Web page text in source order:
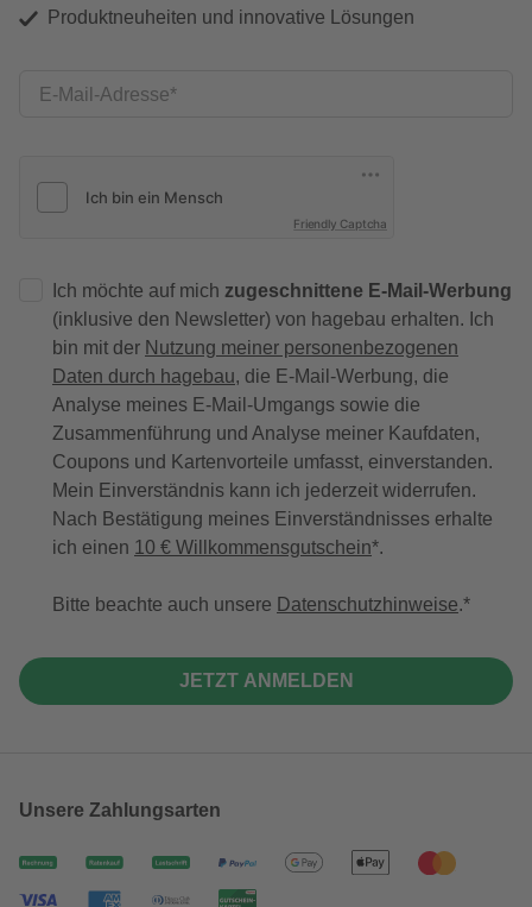
Produktneuheiten und innovative Lösungen
E-Mail-Adresse
Friendly Captcha
Ich möchte auf mich zugeschnittene E-Mail-Werbung
(inklusive den Newsletter) von hagebau erhalten. Ich
bin mit der Nutzung meiner personenbezogenen
Daten durch hagebau, die E-Mail-Werbung, die
Analyse meines E-Mail-Umgangs sowie die
Zusammenführung und Analyse meiner Kaufdaten,
Coupons und Kartenvorteile umfasst, einverstanden.
Mein Einverständnis kann ich jederzeit widerrufen.
Nach Bestätigung meines Einverständnisses erhalte
ich einen 10 € Willkommensgutschein*.
Bitte beachte auch unsere Datenschutzhinweise.
JETZT ANMELDEN
Unsere Zahlungsarten